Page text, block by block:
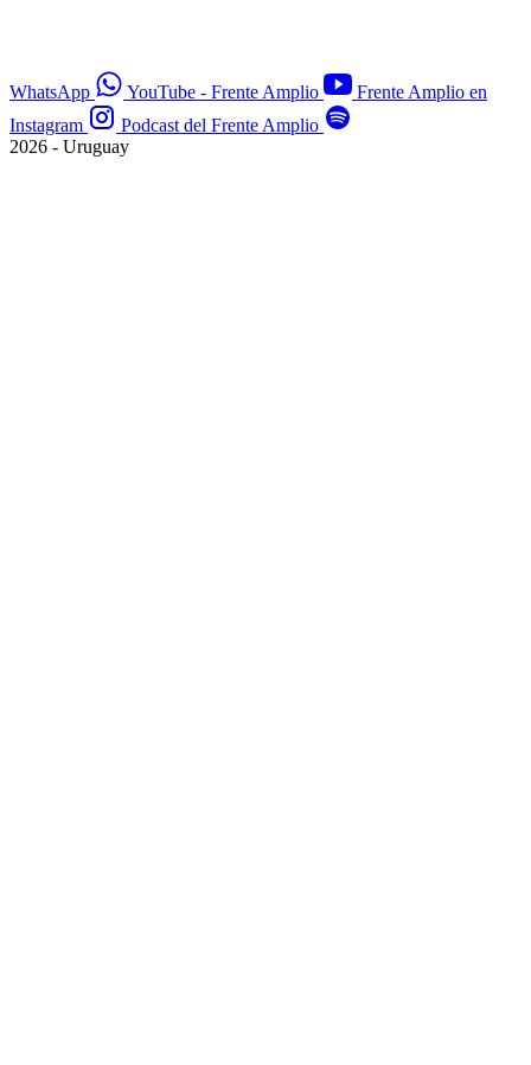
WhatsApp YouTube - Frente Amplio
Frente Amplio en
Instagram
Podcast del Frente Amplio
2026 - Uruguay